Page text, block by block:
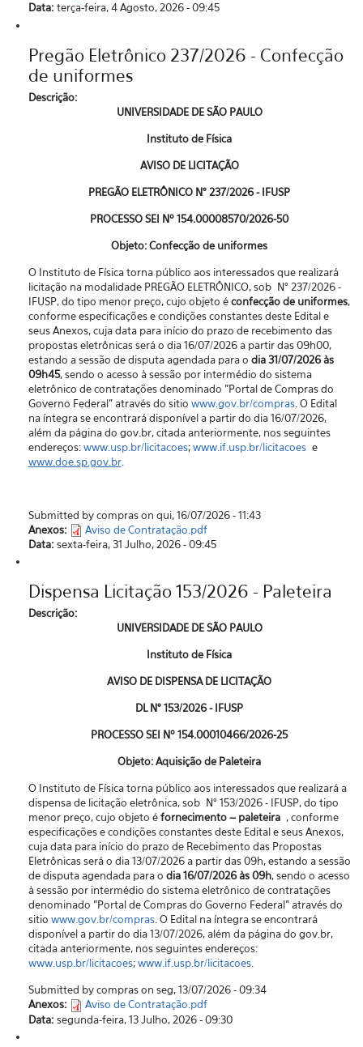
Data: terça-feira, 4 Agosto, 2026 - 09:45
Pregão Eletrônico 237/2026 - Confecção
de uniformes
Descrição:
UNIVERSIDADE DE SÃO PAULO
Instituto de Física
AVISO DE LICITAÇÃO
PREGÃO ELETRÔNICO N° 237/2026 - IFUSP
PROCESSO SEI Nº 154.00008570/2026-50
Objeto: Confecção de uniformes
O Instituto de Física torna público aos interessados que realizará
licitação na modalidade PREGÃO ELETRÔNICO, sob N° 237/2026 -
IFUSP, do tipo menor preço, cujo objeto éconfecção de uniformes,
conforme especificações e condições constantes deste Edital e
seus Anexos, cuja data para início do prazo de recebimento das
propostas eletrônicas será o dia 16/07/2026 a partir das 09h00,
estando a sessão de disputa agendada para o dia 31/07/2026 às
09h45, sendo o acesso à sessão por intermédio do sistema
eletrônico de contratações denominado "Portal de Compras do
Governo Federal” através do sitio www.gov.br/compras. O Edital
na íntegra se encontrará disponível a partir do dia 16/07/2026,
além da página do gov.br, citada anteriormente, nos seguintes
endereços:www.usp.br/licitacoes;www.if.usp.br/licitacoese
www.doe.sp.gov.br.
Submitted by compras on qui, 16/07/2026 - 11:43
Anexos:
Aviso de Contratação.pdf
Data: sexta-feira, 31 Julho, 2026 - 09:45
Dispensa Licitação 153/2026 - Paleteira
Descrição:
UNIVERSIDADE DE SÃO PAULO
Instituto de Física
AVISO DE DISPENSA DE LICITAÇÃO
DL N° 153/2026 - IFUSP
PROCESSO SEI Nº 154.00010466/2026-25
Objeto: Aquisição de Paleteira
O Instituto de Física torna público aos interessados que realizará a
dispensa de licitação eletrônica, sob N° 153/2026 - IFUSP, do tipo
menor preço, cujo objeto éfornecimento – paleteira, conforme
especificações e condições constantes deste Edital e seus Anexos,
cuja data para início do prazo de Recebimento das Propostas
Eletrônicas será o dia 13/07/2026 a partir das 09h, estando a sessão
de disputa agendada para o dia 16/07/2026 às 09h, sendo o acesso
à sessão por intermédio do sistema eletrônico de contratações
denominado "Portal de Compras do Governo Federal” através do
sitio www.gov.br/compras. O Edital na íntegra se encontrará
disponível a partir do dia 13/07/2026, além da página do gov.br,
citada anteriormente, nos seguintes endereços:
www.usp.br/licitacoes;www.if.usp.br/licitacoes.
Submitted by compras on seg, 13/07/2026 - 09:34
Anexos:
Aviso de Contratação.pdf
Data: segunda-feira, 13 Julho, 2026 - 09:30